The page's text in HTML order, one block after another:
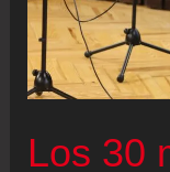
desamparo
marcan
la
semana
Los 30